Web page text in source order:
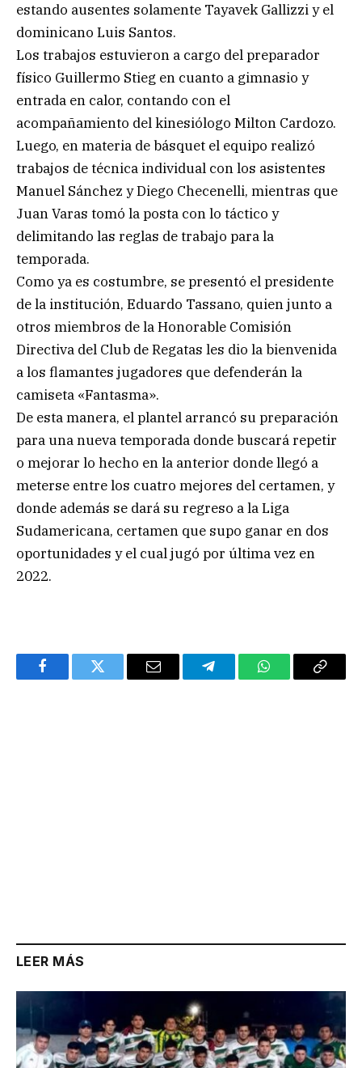
estando ausentes solamente Tayavek Gallizzi y el
dominicano Luis Santos.
Los trabajos estuvieron a cargo del preparador
físico Guillermo Stieg en cuanto a gimnasio y
entrada en calor, contando con el
acompañamiento del kinesiólogo Milton Cardozo.
Luego, en materia de básquet el equipo realizó
trabajos de técnica individual con los asistentes
Manuel Sánchez y Diego Checenelli, mientras que
Juan Varas tomó la posta con lo táctico y
delimitando las reglas de trabajo para la
temporada.
Como ya es costumbre, se presentó el presidente
de la institución, Eduardo Tassano, quien junto a
otros miembros de la Honorable Comisión
Directiva del Club de Regatas les dio la bienvenida
a los flamantes jugadores que defenderán la
camiseta «Fantasma».
De esta manera, el plantel arrancó su preparación
para una nueva temporada donde buscará repetir
o mejorar lo hecho en la anterior donde llegó a
meterse entre los cuatro mejores del certamen, y
donde además se dará su regreso a la Liga
Sudamericana, certamen que supo ganar en dos
oportunidades y el cual jugó por última vez en
2022.
FacebookTwitter Email TelegramWhatsAppCopy
LEER MÁS